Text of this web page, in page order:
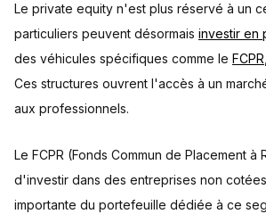
Le private equity n'est plus réservé à un
particuliers peuvent désormais investir en
des véhicules spécifiques comme le FCPR
Ces structures ouvrent l'accès à un
aux professionnels.
Le FCPR (Fonds Commun de Placement à
d'investir dans des entreprises non
importante du portefeuille dédiée à ce